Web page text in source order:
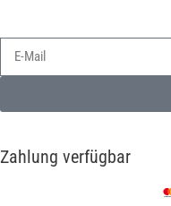
Zahlung verfügbar